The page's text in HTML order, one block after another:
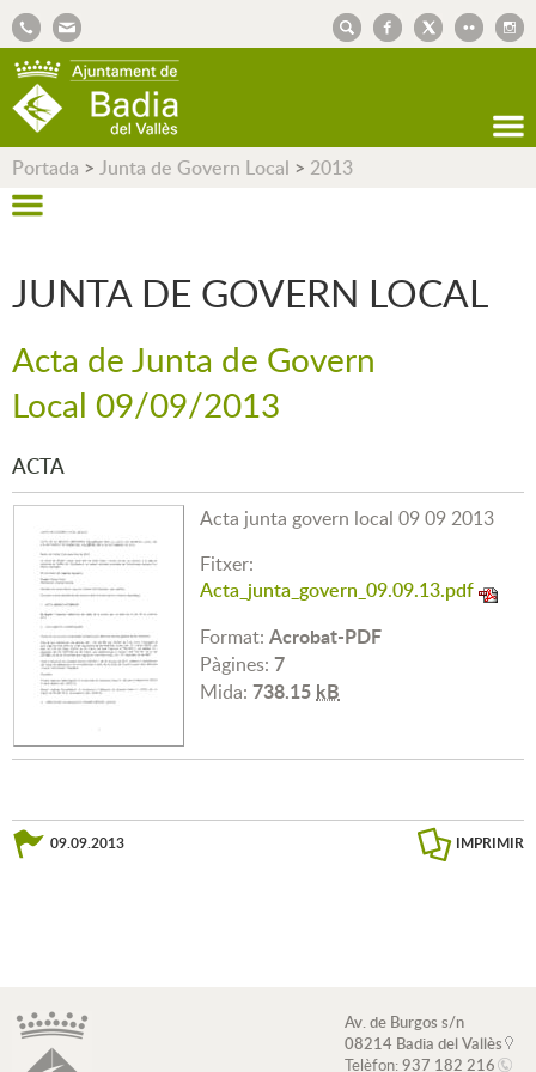
Portada > Junta de Govern Local > 2013
JUNTA DE GOVERN LOCAL
Acta de Junta de Govern
Local 09/09/2013
ACTA
Acta junta govern local 09 09 2013
Fitxer:
Acta_junta_govern_09.09.13.pdf
Format: Acrobat-PDF
Pàgines: 7
Mida: 738.15 kB
09.09.2013 IMPRIMIR
Av. de Burgos s/n
08214 Badia del Vallès
Telèfon:937 182 216